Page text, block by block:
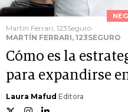
Martín Ferrari, 123Seguro
MARTÍN FERRARI, 123SEGURO
Cómo es la
para expandirse
Laura Mafud Editora